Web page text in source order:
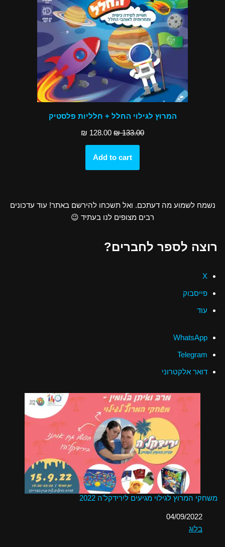
המרוץ לגילוי החלל + חלליות פלסטיק
133.00
₪
128.00
₪
Add to cart
נשמח לשמוע מה דעתכם. ואל תשכחו להירשם באתר! עוד עדכונים
רבים מצופים לנו בעתיד 😉
רוצה לספר לחברים?
X
פייסבוק
עוד
WhatsApp
Telegram
דואר אלקטרוני
משחקי המרוץ לגילוי מגיעים לירידקל'ה 2022
תאריך04/09/2022
בהקשר ל-
בלוג